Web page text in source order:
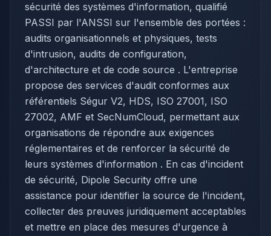
sécurité des systèmes d'information, qualifié
PASSI par l'ANSSI sur l'ensemble des portées :
audits organisationnels et physiques, tests
d'intrusion, audits de configuration,
d'architecture et de code source . L'entreprise
propose des services d'audit conformes aux
référentiels Ségur V2, HDS, ISO 27001, ISO
27002, AMF et SecNumCloud, permettant aux
organisations de répondre aux exigences
réglementaires et de renforcer la sécurité de
leurs systèmes d'information . En cas d'incident
de sécurité, Dipole Security offre une
assistance pour identifier la source de l'incident,
collecter des preuves juridiquement acceptables
et mettre en place des mesures d'urgence à